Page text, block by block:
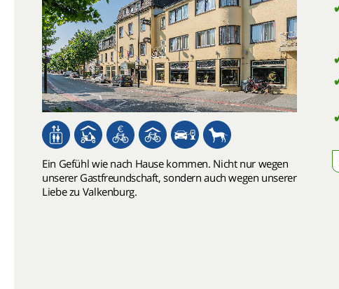
Ein Gefühl wie nach Hause kommen. Nicht nur wegen
unserer Gastfreundschaft, sondern auch wegen unserer
Liebe zu Valkenburg.